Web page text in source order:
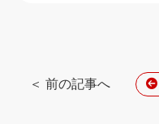
＜ 前の記事へ